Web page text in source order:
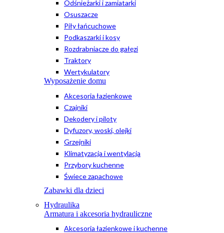
Odśnieżarki i zamiatarki
Osuszacze
Piły łańcuchowe
Podkaszarki i kosy
Rozdrabniacze do gałęzi
Traktory
Wertykulatory
Wyposażenie domu
Akcesoria łazienkowe
Czajniki
Dekodery i piloty
Dyfuzory, woski, olejki
Grzejniki
Klimatyzacja i wentylacja
Przybory kuchenne
Świece zapachowe
Zabawki dla dzieci
Hydraulika
Armatura i akcesoria hydrauliczne
Akcesoria łazienkowe i kuchenne